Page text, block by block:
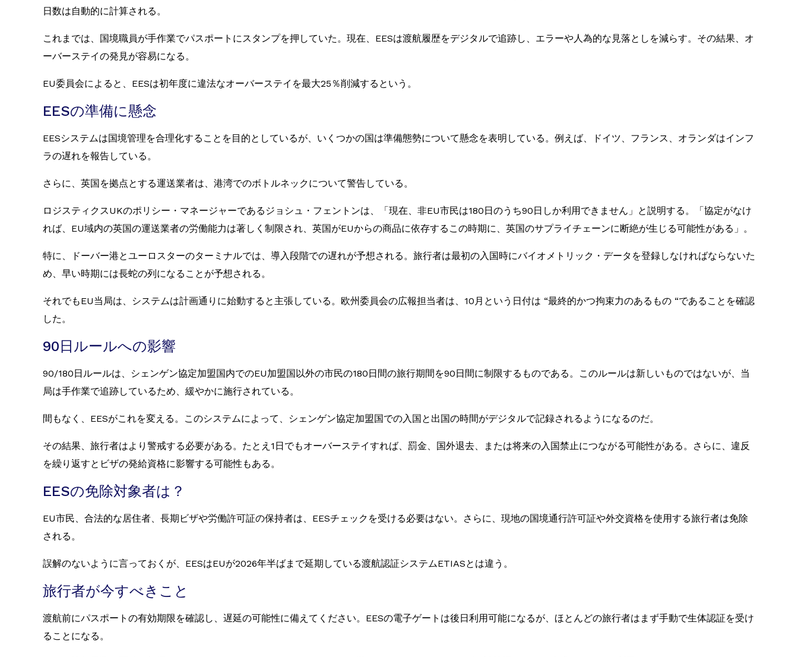
日数は自動的に計算される。
これまでは、国境職員が手作業でパスポートにスタンプを押していた。現在、EESは渡航履歴をデジタルで追跡し、エラーや人為的な見落としを減らす。その結果、オ
ーバーステイの発見が容易になる。
EU委員会によると、EESは初年度に違法なオーバーステイを最大25％削減するという。
EESの準備に懸念
EESシステムは国境管理を合理化することを目的としているが、いくつかの国は準備態勢について懸念を表明している。例えば、ドイツ、フランス、オランダはインフ
ラの遅れを報告している。
さらに、英国を拠点とする運送業者は、港湾でのボトルネックについて警告している。
ロジスティクスUKのポリシー・マネージャーであるジョシュ・フェントンは、「現在、非EU市民は180日のうち90日しか利用できません」と説明する。「協定がなけ
れば、EU域内の英国の運送業者の労働能力は著しく制限され、英国がEUからの商品に依存するこの時期に、英国のサプライチェーンに断絶が生じる可能性がある」。
特に、ドーバー港とユーロスターのターミナルでは、導入段階での遅れが予想される。旅行者は最初の入国時にバイオメトリック・データを登録しなければならないた
め、早い時期には長蛇の列になることが予想される。
それでもEU当局は、システムは計画通りに始動すると主張している。欧州委員会の広報担当者は、10月という日付は “最終的かつ拘束力のあるもの “であることを確認
した。
90日ルールへの影響
90/180日ルールは、シェンゲン協定加盟国内でのEU加盟国以外の市民の180日間の旅行期間を90日間に制限するものである。このルールは新しいものではないが、当
局は手作業で追跡しているため、緩やかに施行されている。
間もなく、EESがこれを変える。このシステムによって、シェンゲン協定加盟国での入国と出国の時間がデジタルで記録されるようになるのだ。
その結果、旅行者はより警戒する必要がある。たとえ1日でもオーバーステイすれば、罰金、国外退去、または将来の入国禁止につながる可能性がある。さらに、違反
を繰り返すとビザの発給資格に影響する可能性もある。
EESの免除対象者は？
EU市民、合法的な居住者、長期ビザや労働許可証の保持者は、EESチェックを受ける必要はない。さらに、現地の国境通行許可証や外交資格を使用する旅行者は免除
される。
誤解のないように言っておくが、EESはEUが2026年半ばまで延期している渡航認証システムETIASとは違う。
旅行者が今すべきこと
渡航前にパスポートの有効期限を確認し、遅延の可能性に備えてください。EESの電子ゲートは後日利用可能になるが、ほとんどの旅行者はまず手動で生体認証を受け
ることになる。